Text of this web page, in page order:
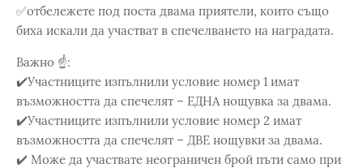
✅отбележете под поста двама приятели, които също
биха искали да участват в спечелването на наградата.
Важно ☝️:
✔️Участниците изпълнили условие номер 1 имат
възможността да спечелят – ЕДНА нощувка за двама.
✔️Участниците изпълнили условие номер 2 имат
възможността да спечелят – ДВЕ нощувки за двама.
✔️ Може да участвате неограничен брой пъти само при